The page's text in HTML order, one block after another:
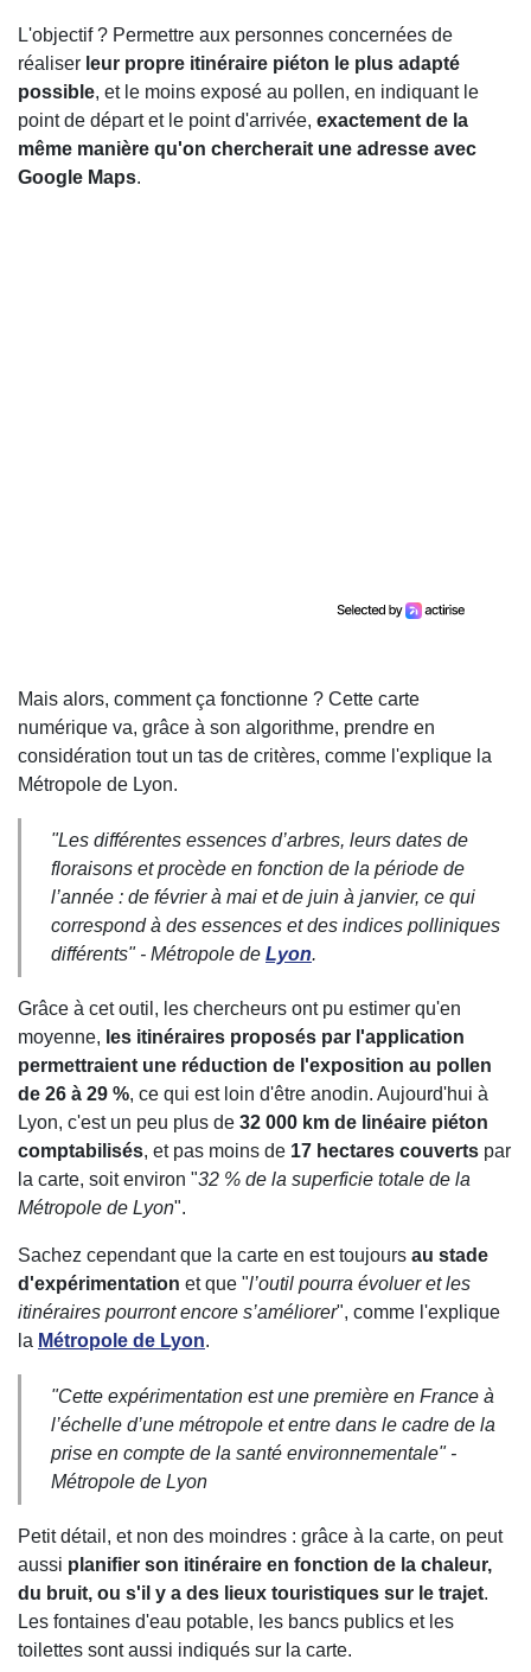
L'objectif ? Permettre aux personnes concernées de
réaliser leur propre itinéraire piéton le plus adapté
possible, et le moins exposé au pollen, en indiquant le
point de départ et le point d'arrivée, exactement de la
même manière qu'on chercherait une adresse avec
Google Maps.
Mais alors, comment ça fonctionne ? Cette carte
numérique va, grâce à son algorithme, prendre en
considération tout un tas de critères, comme l'explique la
Métropole de Lyon.
"Les différentes essences d’arbres, leurs dates de
floraisons et procède en fonction de la période de
l’année : de février à mai et de juin à janvier, ce qui
correspond à des essences et des indices polliniques
différents" - Métropole de Lyon.
Grâce à cet outil, les chercheurs ont pu estimer qu'en
moyenne, les itinéraires proposés par l'application
permettraient une réduction de l'exposition au pollen
de 26 à 29 %, ce qui est loin d'être anodin. Aujourd'hui à
Lyon, c'est un peu plus de 32 000 km de linéaire piéton
comptabilisés, et pas moins de 17 hectares couverts par
la carte, soit environ "32 % de la superficie totale de la
Métropole de Lyon".
Sachez cependant que la carte en est toujours au stade
d'expérimentation et que "l’outil pourra évoluer et les
itinéraires pourront encore s’améliorer", comme l'explique
la Métropole de Lyon.
"Cette expérimentation est une première en France à
l’échelle d’une métropole et entre dans le cadre de la
prise en compte de la santé environnementale" -
Métropole de Lyon
Petit détail, et non des moindres : grâce à la carte, on peut
aussi planifier son itinéraire en fonction de la chaleur,
du bruit, ou s'il y a des lieux touristiques sur le trajet.
Les fontaines d'eau potable, les bancs publics et les
toilettes sont aussi indiqués sur la carte.